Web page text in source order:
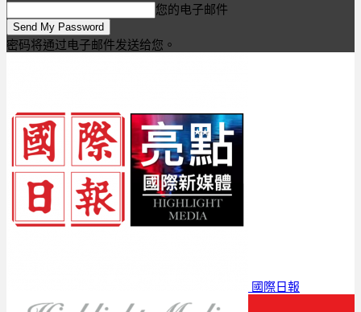
您的电子邮件
密码将通过电子邮件发送给您。
國際日報